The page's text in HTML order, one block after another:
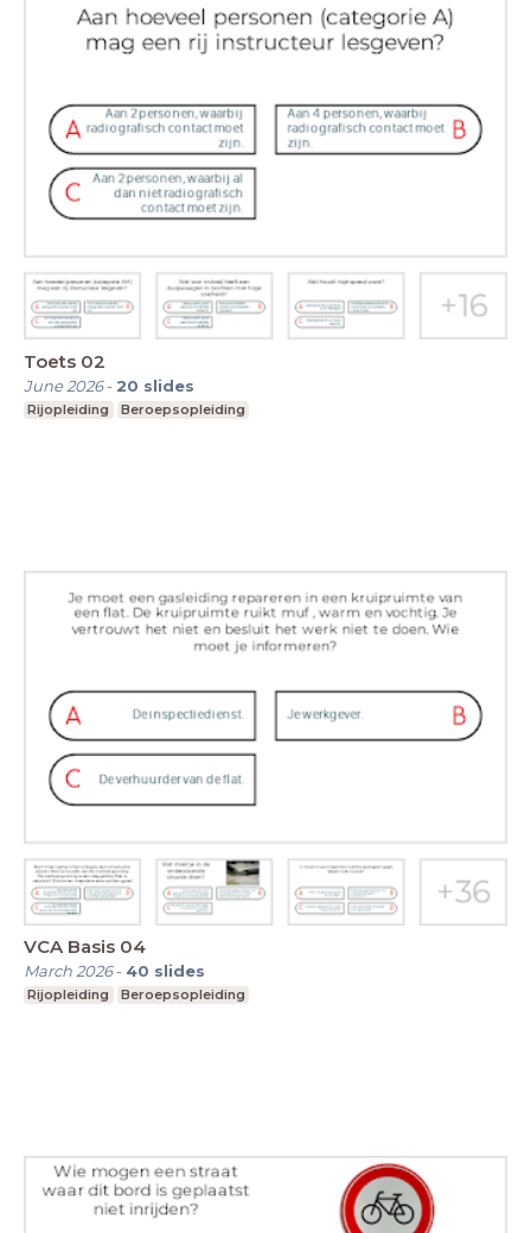
Toets 02
June 2026- 20 slides
Rijopleiding Beroepsopleiding
VCA Basis 04
March 2026- 40 slides
Rijopleiding Beroepsopleiding